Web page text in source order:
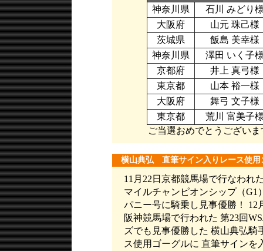
神奈川県
石川 みどり
大阪府
山元 珠己様
茨城県
飯島 美幸様
神奈川県
澤田 いく子
京都府
井上 真弓様
東京都
山本 裕一様
大阪府
舞弓 文子様
東京都
荒川 富美子
ご当選おめでとうございま
横山典弘 直筆サイン入りレース使用
11月22日京都競馬場で行なわれ
マイルチャンピオンシップ（G1
パニー号に騎乗し見事優勝！ 12
阪神競馬場で行われた 第23回
ズでも見事優勝した 横山典弘騎
ス使用ゴーグルに 直筆サインを